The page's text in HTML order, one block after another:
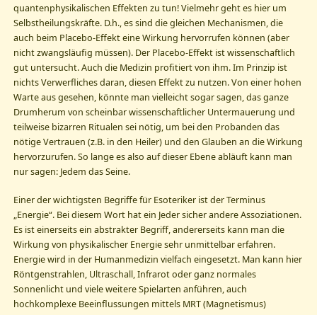
quantenphysikalischen Effekten zu tun! Vielmehr geht es hier um
Selbstheilungskräfte. D.h., es sind die gleichen Mechanismen, die
auch beim Placebo-Effekt eine Wirkung hervorrufen können (aber
nicht zwangsläufig müssen). Der Placebo-Effekt ist wissenschaftlich
gut untersucht. Auch die Medizin profitiert von ihm. Im Prinzip ist
nichts Verwerfliches daran, diesen Effekt zu nutzen. Von einer hohen
Warte aus gesehen, könnte man vielleicht sogar sagen, das ganze
Drumherum von scheinbar wissenschaftlicher Untermauerung und
teilweise bizarren Ritualen sei nötig, um bei den Probanden das
nötige Vertrauen (z.B. in den Heiler) und den Glauben an die Wirkung
hervorzurufen. So lange es also auf dieser Ebene abläuft kann man
nur sagen: Jedem das Seine.
Einer der wichtigsten Begriffe für Esoteriker ist der Terminus
„Energie“. Bei diesem Wort hat ein Jeder sicher andere Assoziationen.
Es ist einerseits ein abstrakter Begriff, andererseits kann man die
Wirkung von physikalischer Energie sehr unmittelbar erfahren.
Energie wird in der Humanmedizin vielfach eingesetzt. Man kann hier
Röntgenstrahlen, Ultraschall, Infrarot oder ganz normales
Sonnenlicht und viele weitere Spielarten anführen, auch
hochkomplexe Beeinflussungen mittels MRT (Magnetismus)